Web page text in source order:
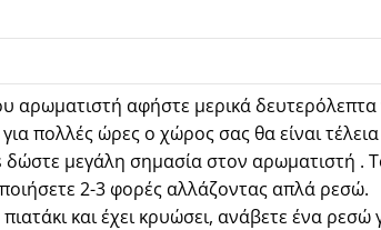
αφήστε μερικά
πολλές ώρες ο χώρος σας θα είναι
μεγάλη σημασία στον αρωματιστή .
2-3 φορές αλλάζοντας απλά ρεσώ.
και έχει κρυώσει, ανάβετε ένα